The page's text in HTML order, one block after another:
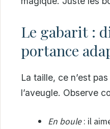
Le gabarit :
portance
La taille, ce n’est
l’aveugle. Observe
En boule: il